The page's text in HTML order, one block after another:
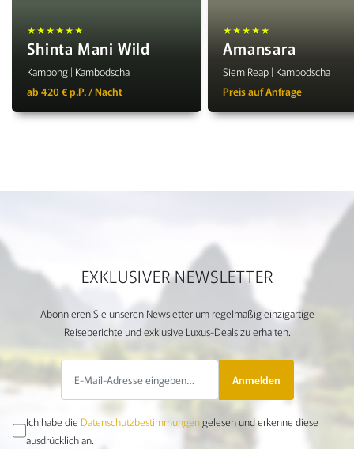
★★★★★★
Shinta Mani Wild
Kampong | Kambodscha
ab 420 € p.P. / Nacht
★★★★★
Amansara
Siem Reap | Kambodscha
Preis auf Anfrage
EXKLUSIVER NEWSLETTER
Abonnieren Sie unseren Newsletter um regelmäßig einzigartige
Reiseberichte und exklusive Luxus-Deals zu erhalten.
Anmelden
Ich habe die Datenschutzbestimmungengelesen und erkenne diese
ausdrücklich an.